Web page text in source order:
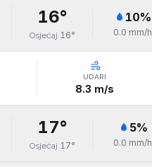
16°
Osjećaj 16°
10%
0.0 mm/h
UDARI
8.3 m/s
17°
Osjećaj 17°
5%
0.0 mm/h